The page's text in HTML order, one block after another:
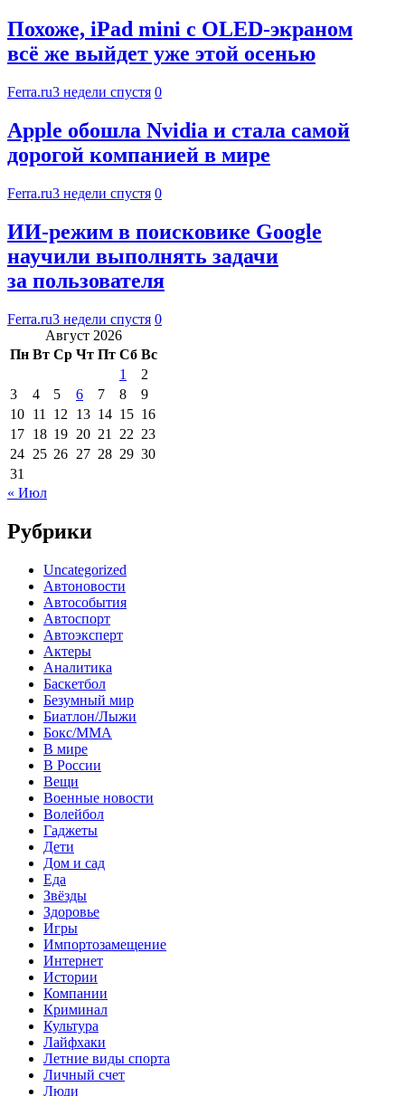
Похоже, iPad mini с OLED-экраном
всё же выйдет уже этой осенью
Ferra.ru3 недели спустя 0
Apple обошла Nvidia и стала самой
дорогой компанией в мире
Ferra.ru3 недели спустя 0
ИИ-режим в поисковике Google
научили выполнять задачи
за пользователя
Ferra.ru3 недели спустя 0
Август 2026
Пн Вт Ср Чт Пт Сб Вс
1
2
3
4 5 6 7 8
9
10 11 12 13 14 15 16
17 18 19 20 21 22 23
24 25 26 27 28 29 30
31
« Июл
Рубрики
Uncategorized
Автоновости
Автособытия
Автоспорт
Автоэксперт
Актеры
Аналитика
Баскетбол
Безумный мир
Биатлон/Лыжи
Бокс/MMA
В мире
В России
Вещи
Военные новости
Волейбол
Гаджеты
Дети
Дом и сад
Еда
Звёзды
Здоровье
Игры
Импортозамещение
Интернет
Истории
Компании
Криминал
Культура
Лайфхаки
Летние виды спорта
Личный счет
Люди